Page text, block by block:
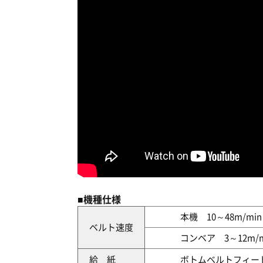
■機種仕様
ベルト速度
本機 10～48m/min
コンベア 3～12m/
給 紙
ボトムベルトフィー